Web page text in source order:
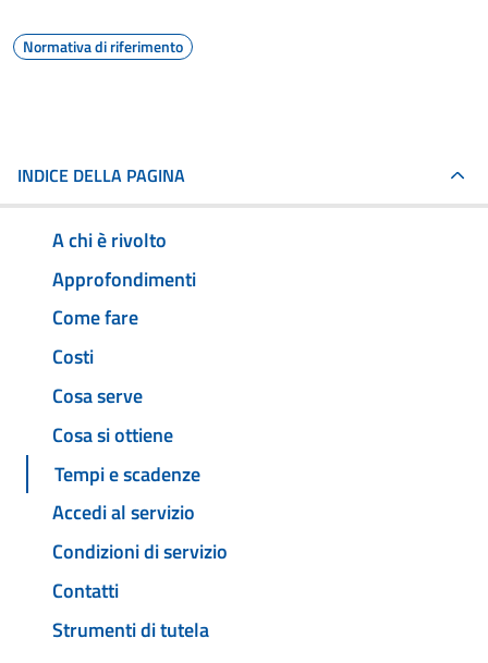
Normativa di riferimento
INDICE DELLA PAGINA
A chi è rivolto
Approfondimenti
Come fare
Costi
Cosa serve
Cosa si ottiene
Tempi e scadenze
Accedi al servizio
Condizioni di servizio
Contatti
Strumenti di tutela